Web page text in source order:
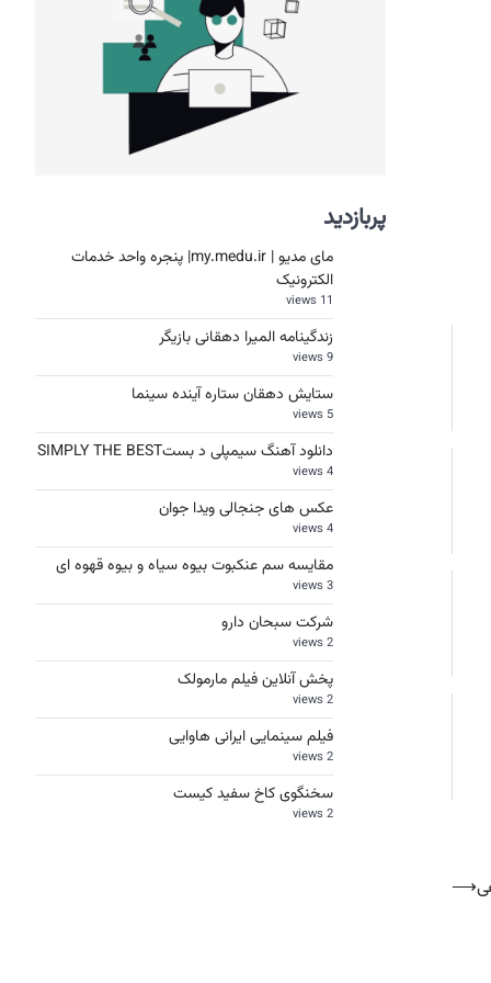
⟶
پربازدید
مای مدیو | my.medu.ir| پنجره واحد خدمات
الکترونیک
11 views
زندگینامه المیرا دهقانی بازیگر
9 views
ستایش دهقان ستاره آینده سینما
5 views
دانلود آهنگ سیمپلی د بستSIMPLY THE BEST
4 views
عکس های جنجالی ویدا جوان
4 views
مقایسه سم عنکبوت بیوه سیاه و بیوه قهوه ای
3 views
شرکت سبحان دارو
2 views
پخش آنلاین فیلم مارمولک
2 views
فیلم سینمایی ایرانی هاوایی
2 views
سخنگوی کاخ سفید کیست
2 views